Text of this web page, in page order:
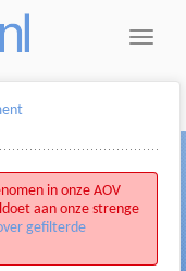
Toggle
in onze AOV
aan onze strenge
gefilterde